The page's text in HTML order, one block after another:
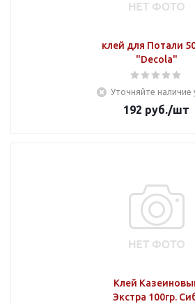
клей для Потали
"Decola"
Уточняйте наличие
192 руб./шт
Клей
Экстра 100гр.